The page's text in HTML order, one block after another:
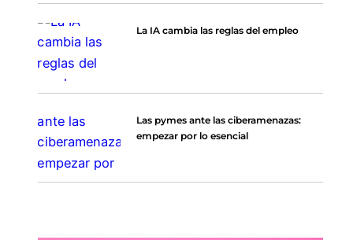
La IA cambia las reglas del empleo
Las pymes ante las ciberamenazas:
empezar por lo esencial